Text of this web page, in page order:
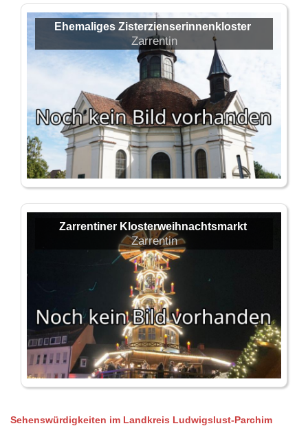
Ehemaliges Zisterzienserinnenkloster
Zarrentin
Zarrentiner Klosterweihnachtsmarkt
Zarrentin
Sehenswürdigkeiten im Landkreis Ludwigslust-Parchim